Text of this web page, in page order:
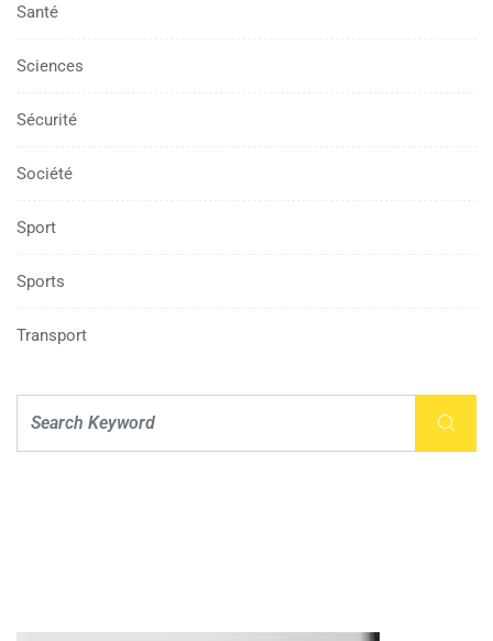
Santé
Sciences
Sécurité
Société
Sport
Sports
Transport